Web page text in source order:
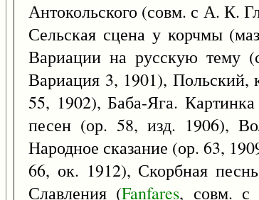
Антокольского (совм. с А. К.
Сельская сцена у корчмы
Вариации на русскую тему
Вариация 3, 1901), Польский,
55, 1902), Баба-Яга.
песен (ор. 58, изд. 1906),
Народное сказание (ор. 63,
66, ок. 1912), Скорбная
Славления (Fanfares, совм. с